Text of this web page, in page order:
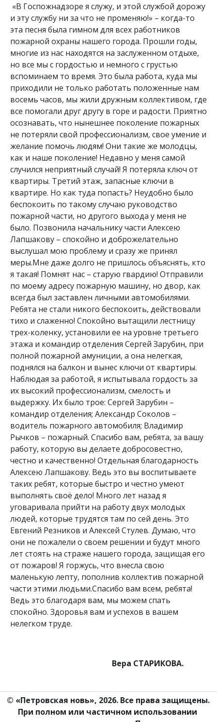
«В Госпожнадзоре я служу, и этой службой дорожу
и эту службу ни за что не променяю!» – когда-то
эта песня была гимном для всех работников
пожарной охраны нашего города. Прошли годы,
многие из нас находятся на заслуженном отдыхе,
но все мы с гордостью и немного с грустью
вспоминаем то время. Это была работа, куда мы
приходили не только работать положенные нам
восемь часов, мы жили дружным коллективом, где
все помогали друг другу в горе и радости. Приятно
осознавать, что нынешнее поколение пожарных
не потеряли свой профессионализм, свое умение и
желание помочь людям! Они такие же молодцы,
как и наше поколение! Недавно у меня самой
случился неприятный случай! Я потеряла ключ от
квартиры. Третий этаж, запасные ключи в
квартире. Но как туда попасть? Неудобно было
беспокоить по такому случаю руководство
пожарной части, но другого выхода у меня не
было. Позвонила начальнику части Алексею
Лапшакову – спокойно и доброжелательно
выслушал мою проблему и сразу же принял
меры.Мне даже долго не пришлось объяснять, кто
я такая! Помнят нас – старую гвардию! Отправили
по моему адресу пожарную машину, но двор, как
всегда был заставлен личными автомобилями.
Ребята не стали никого беспокоить, действовали
тихо и слаженно! Спокойно вытащили лестницу
трех-коленку, установили ее на уровне третьего
этажа и командир отделения Сергей Зарубин, при
полной пожарной амуниции, а она нелегкая,
поднялся на балкон и вынес ключи от квартиры.
Наблюдая за работой, я испытывала гордость за
их высокий профессионализм, смелость и
выдержку. Их было трое: Сергей Зарубин –
командир отделения; Александр Соколов –
водитель пожарного автомобиля; Владимир
Рычков – пожарный. Спасибо вам, ребята, за вашу
работу, которую вы делаете добросовестно,
честно и качественно! Отдельная благодарность
Алексею Лапшакову. Ведь это вы воспитываете
таких ребят, которые быстро и честно умеют
выполнять своё дело! Много лет назад я
уговаривала прийти на работу двух молодых
людей, которые трудятся там по сей день. Это
Евгений Резников и Алексей Стулев. Думаю, что
они не пожалели о своем решении и будут много
лет стоять на страже нашего города, защищая его
от пожаров! Я горжусь, что внесла свою
маленькую лепту, пополнив коллектив пожарной
части этими людьми.Спасибо вам всем, ребята!
Ведь это благодаря вам, мы можем спать
спокойно. Здоровья вам и успехов в вашем
нелегком труде.
Вера СТАРИКОВА.
© «Петровская новь», 2026. Все права защищены.
При полном или частичном использовании